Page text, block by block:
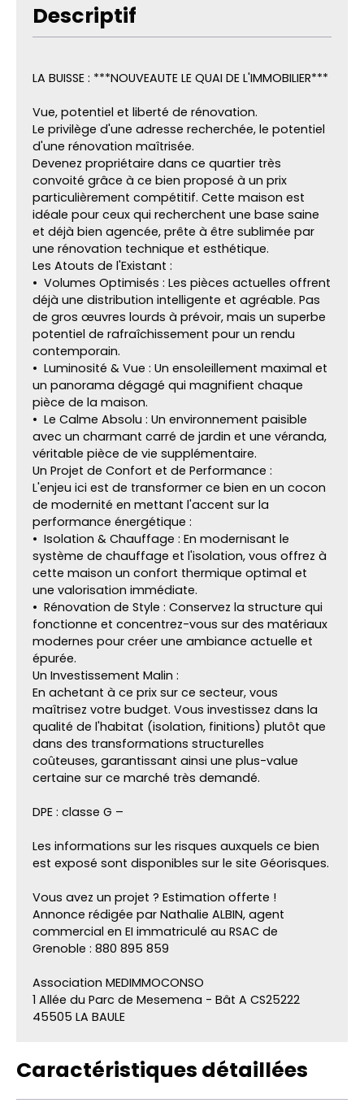
Descriptif
LA BUISSE : ***NOUVEAUTE LE QUAI DE L'IMMOBILIER***
Vue, potentiel et liberté de rénovation.
Le privilège d'une adresse recherchée, le potentiel
d'une rénovation maîtrisée.
Devenez propriétaire dans ce quartier très
convoité grâce à ce bien proposé à un prix
particulièrement compétitif. Cette maison est
idéale pour ceux qui recherchent une base saine
et déjà bien agencée, prête à être sublimée par
une rénovation technique et esthétique.
Les Atouts de l'Existant :
Volumes Optimisés : Les pièces actuelles offrent
déjà une distribution intelligente et agréable. Pas
de gros œuvres lourds à prévoir, mais un superbe
potentiel de rafraîchissement pour un rendu
contemporain.
Luminosité & Vue : Un ensoleillement maximal et
un panorama dégagé qui magnifient chaque
pièce de la maison.
Le Calme Absolu : Un environnement paisible
avec un charmant carré de jardin et une véranda,
véritable pièce de vie supplémentaire.
Un Projet de Confort et de Performance :
L'enjeu ici est de transformer ce bien en un cocon
de modernité en mettant l'accent sur la
performance énergétique :
Isolation & Chauffage : En modernisant le
système de chauffage et l'isolation, vous offrez à
cette maison un confort thermique optimal et
une valorisation immédiate.
Rénovation de Style : Conservez la structure qui
fonctionne et concentrez-vous sur des matériaux
modernes pour créer une ambiance actuelle et
épurée.
Un Investissement Malin :
En achetant à ce prix sur ce secteur, vous
maîtrisez votre budget. Vous investissez dans la
qualité de l'habitat (isolation, finitions) plutôt que
dans des transformations structurelles
coûteuses, garantissant ainsi une plus-value
certaine sur ce marché très demandé.
DPE : classe G –
Les informations sur les risques auxquels ce bien
est exposé sont disponibles sur le site Géorisques.
Vous avez un projet ? Estimation offerte !
Annonce rédigée par Nathalie ALBIN, agent
commercial en EI immatriculé au RSAC de
Grenoble : 880 895 859
Association MEDIMMOCONSO
1 Allée du Parc de Mesemena - Bât A CS25222
45505 LA BAULE
Caractéristiques détaillées